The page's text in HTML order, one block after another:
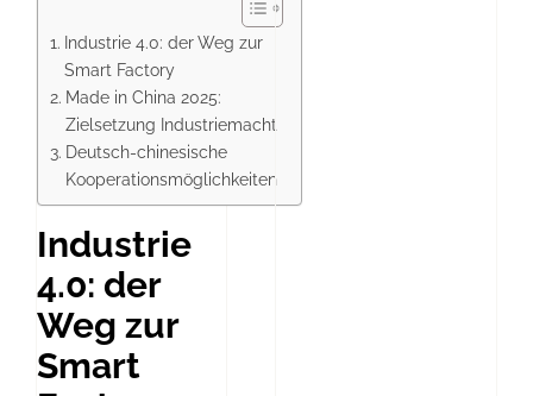
Industrie 4.0: der Weg zur
Smart Factory
Made in China 2025:
Zielsetzung Industriemacht
Deutsch-chinesische
Kooperationsmöglichkeiten
Industrie
4.0: der
Weg zur
Smart